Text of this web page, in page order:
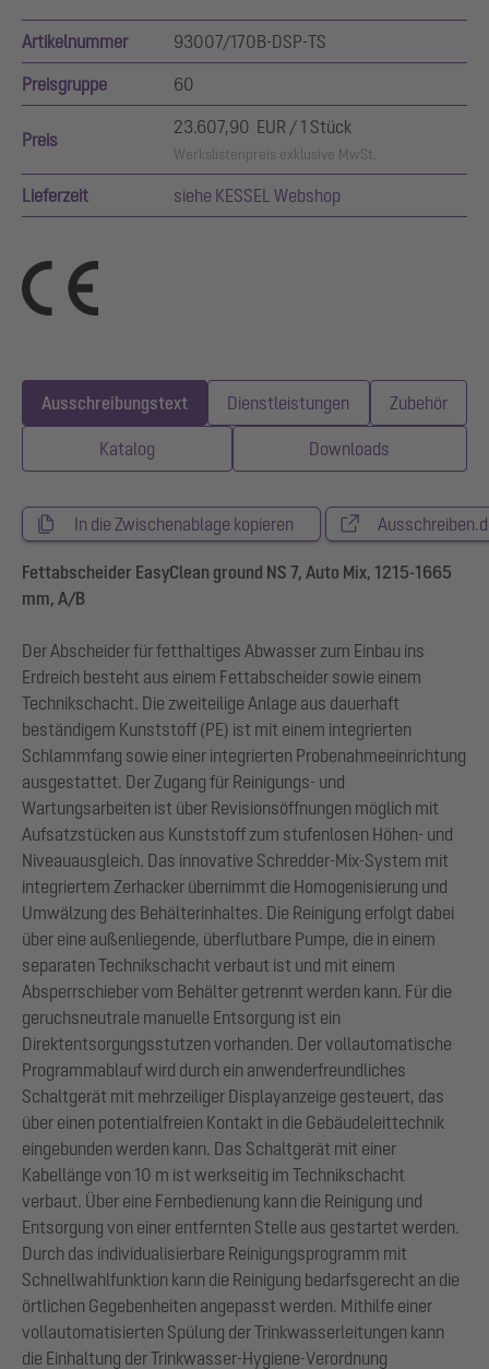
Artikelnummer 93007/170B-DSP-TS
Preisgruppe 60
Preis
23.607,90 EUR / 1 Stück
Werkslistenpreis exklusive MwSt.
Lieferzeit siehe KESSEL Webshop
Ausschreibungstext Dienstleistungen Zubehör
Katalog Downloads
In die Zwischenablage kopieren
Fettabscheider EasyClean ground NS 7, Auto Mix, 1215-1665
mm, A/B
Der Abscheider für fetthaltiges Abwasser zum Einbau ins
Erdreich besteht aus einem Fettabscheider sowie einem
Technikschacht. Die zweiteilige Anlage aus dauerhaft
beständigem Kunststoff (PE) ist mit einem integrierten
Schlammfang sowie einer integrierten Probenahmeeinrichtung
ausgestattet. Der Zugang für Reinigungs- und
Wartungsarbeiten ist über Revisionsöffnungen möglich mit
Aufsatzstücken aus Kunststoff zum stufenlosen Höhen- und
Niveauausgleich. Das innovative Schredder-Mix-System mit
integriertem Zerhacker übernimmt die Homogenisierung und
Umwälzung des Behälterinhaltes. Die Reinigung erfolgt dabei
über eine außenliegende, überflutbare Pumpe, die in einem
separaten Technikschacht verbaut ist und mit einem
Absperrschieber vom Behälter getrennt werden kann. Für die
geruchsneutrale manuelle Entsorgung ist ein
Direktentsorgungsstutzen vorhanden. Der vollautomatische
Programmablauf wird durch ein anwenderfreundliches
Schaltgerät mit mehrzeiliger Displayanzeige gesteuert, das
über einen potentialfreien Kontakt in die Gebäudeleittechnik
eingebunden werden kann. Das Schaltgerät mit einer
Kabellänge von 10 m ist werkseitig im Technikschacht
verbaut. Über eine Fernbedienung kann die Reinigung und
Entsorgung von einer entfernten Stelle aus gestartet werden.
Durch das individualisierbare Reinigungsprogramm mit
Schnellwahlfunktion kann die Reinigung bedarfsgerecht an die
örtlichen Gegebenheiten angepasst werden. Mithilfe einer
vollautomatisierten Spülung der Trinkwasserleitungen kann
die Einhaltung der Trinkwasser-Hygiene-Verordnung